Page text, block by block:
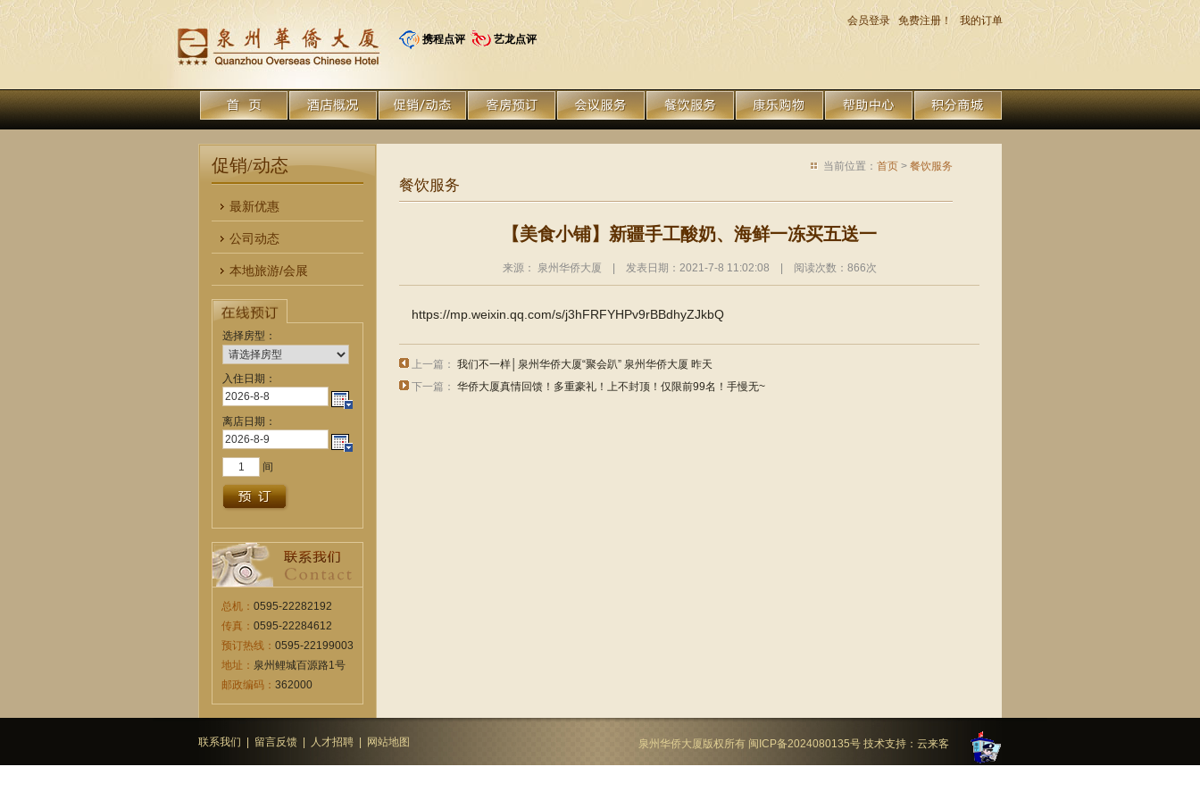
携程点评 艺龙点评
会员登录 免费注册！ 我的订单
促销/动态
最新优惠
公司动态
本地旅游/会展
选择房型：
入住日期：
离店日期：
间
总机： 0595-22282192
传真： 0595-22284612
预订热线： 0595-22199003
地址： 泉州鲤城百源路1号
邮政编码： 362000
当前位置： 首页 > 餐饮服务
餐饮服务
【美食小铺】新疆手工酸奶、海鲜一冻买五送一
来源： 泉州华侨大厦 | 发表日期：2021-7-8 11:02:08 | 阅读次数：866次
https://mp.weixin.qq.com/s/j3hFRFYHPv9rBBdhyZJkbQ
上一篇： 我们不一样│泉州华侨大厦“聚会趴” 泉州华侨大厦 昨天
下一篇： 华侨大厦真情回馈！多重豪礼！上不封顶！仅限前99名！手慢无~
联系我们 留言反馈 人才招聘 网站地图 泉州华侨大厦版权所有 闽ICP备2024080135号 技术支持： 云来客